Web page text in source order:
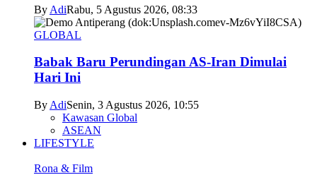
By AdiRabu, 5 Agustus 2026, 08:33
GLOBAL
Babak Baru Perundingan AS-Iran Dimulai
Hari Ini
By AdiSenin, 3 Agustus 2026, 10:55
Kawasan Global
ASEAN
LIFESTYLE
Rona & Film